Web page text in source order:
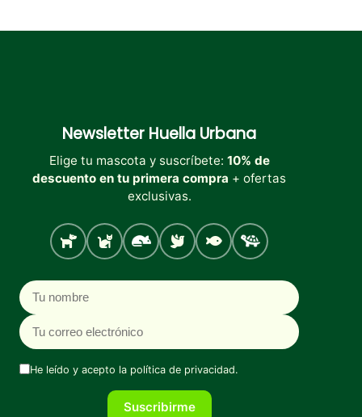
Newsletter Huella Urbana
Elige tu mascota y suscríbete: 10% de
descuento en tu primera compra + ofertas
exclusivas.
Perro Gato Roedores
Aves PecesTortugas
Nombre
Correo electrónico
He leído y acepto la política de privacidad.
Suscribirme